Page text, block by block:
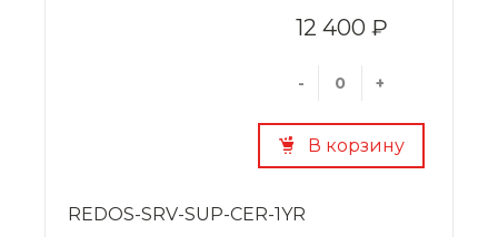
12 400 ₽
- +
В корзину
REDOS-SRV-SUP-CER-1YR